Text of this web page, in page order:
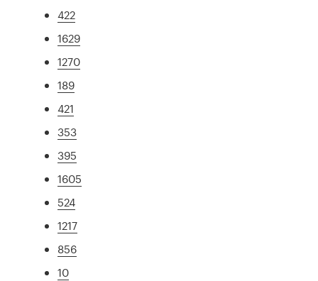
422
1629
1270
189
421
353
395
1605
524
1217
856
10